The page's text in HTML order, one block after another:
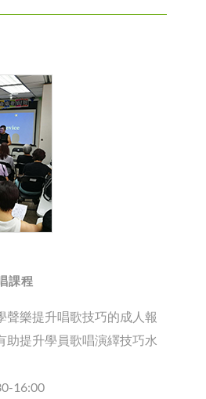
課程
聲樂提升唱歌技巧的成人報
助提升學員歌唱演繹技巧水
16:00